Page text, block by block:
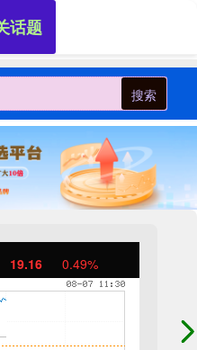
搜索
19.16 0.49%
话题